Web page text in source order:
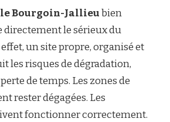
Bourgoin-Jallieubien
directement le sérieux du
un site propre, organisé et
les risques de dégradation,
de temps. Les zones de
rester dégagées. Les
fonctionner correctement.